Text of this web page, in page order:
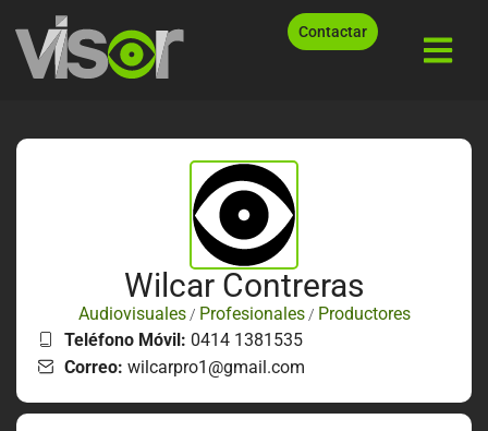
Contactar
Wilcar Contreras
Audiovisuales/ Profesionales/ Productores
Teléfono Móvil: 0414 1381535
Correo: wilcarpro1@gmail.com